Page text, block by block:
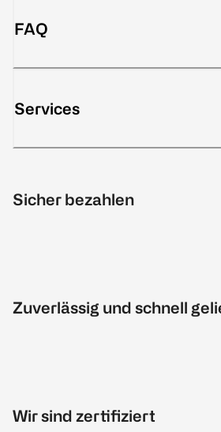
FAQ
Services
Sicher bezahlen
Zuverlässig und schnell
Wir sind zertifiziert